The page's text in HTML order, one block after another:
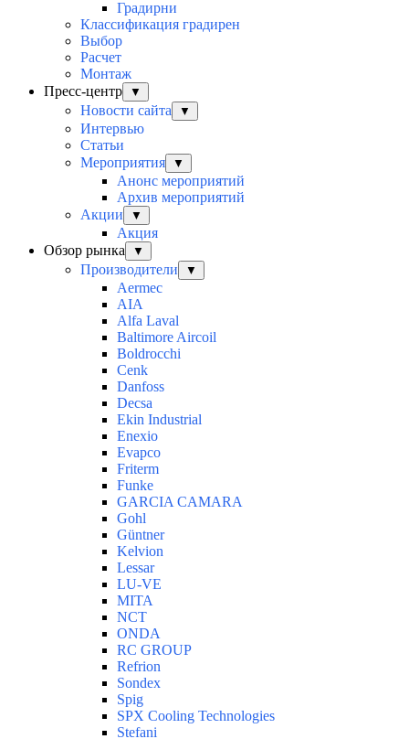
Градирни
Классификация градирен
Выбор
Расчет
Монтаж
Пресс-центр
▼
Новости сайта ▼
Интервью
Статьи
Мероприятия
▼
Анонс мероприятий
Архив мероприятий
Акции
▼
Акция
Обзор рынка
▼
Производители ▼
Aermec
AIA
Alfa Laval
Baltimore Aircoil
Boldrocchi
Cenk
Danfoss
Decsa
Ekin Industrial
Enexio
Evapco
Friterm
Funke
GARCIA CAMARA
Gohl
Güntner
Kelvion
Lessar
LU-VE
MITA
NCT
ONDA
RC GROUP
Refrion
Sondex
Spig
SPX Cooling Technologies
Stefani